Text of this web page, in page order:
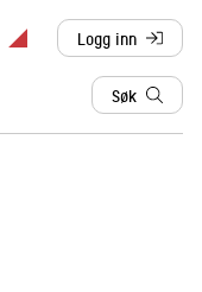
Logg inn
, sendes til
Søk